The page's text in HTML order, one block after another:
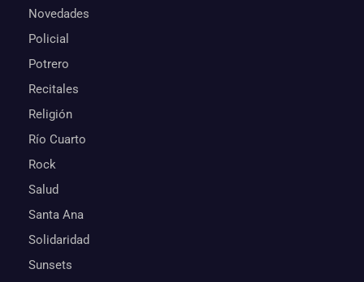
Novedades
Policial
Potrero
Recitales
Religión
Río Cuarto
Rock
Salud
Santa Ana
Solidaridad
Sunsets